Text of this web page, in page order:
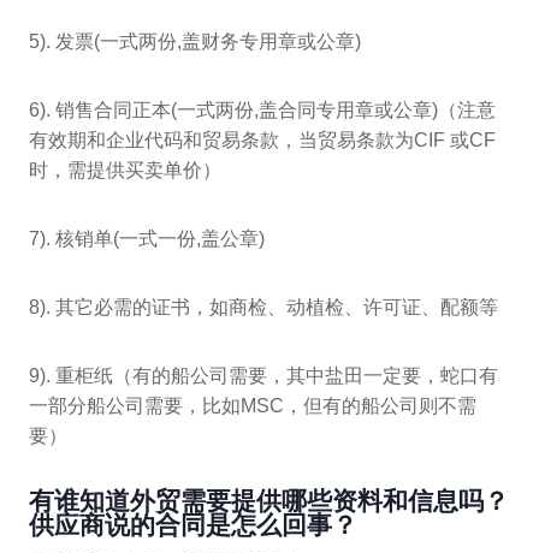
5). 发票(一式两份,盖财务专用章或公章)
6). 销售合同正本(一式两份,盖合同专用章或公章)（注意
有效期和企业代码和贸易条款，当贸易条款为CIF 或CF
时，需提供买卖单价）
7). 核销单(一式一份,盖公章)
8). 其它必需的证书，如商检、动植检、许可证、配额等
9). 重柜纸（有的船公司需要，其中盐田一定要，蛇口有
一部分船公司需要，比如MSC，但有的船公司则不需
要）
有谁知道外贸需要提供哪些资料和信息吗？
供应商说的合同是怎么回事？